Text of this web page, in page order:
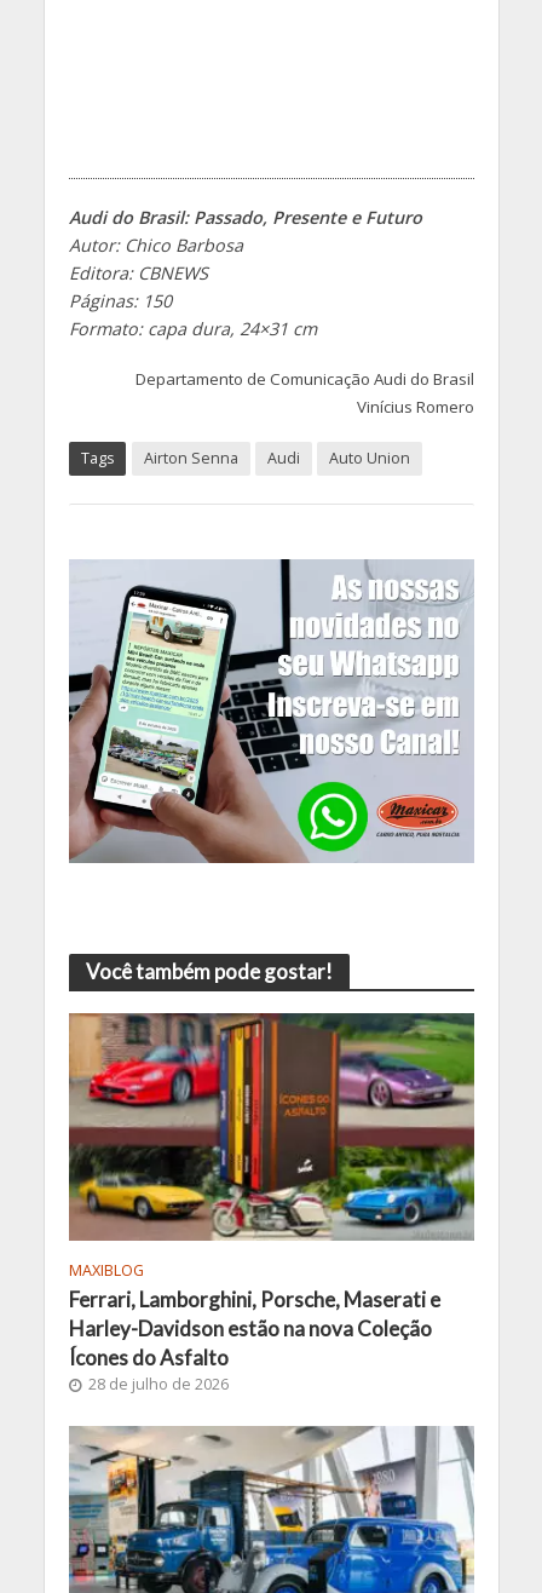
Audi do Brasil: Passado, Presente e Futuro
Autor: Chico Barbosa
Editora: CBNEWS
Páginas: 150
Formato: capa dura, 24×31 cm
Departamento de Comunicação Audi do Brasil
Vinícius Romero
Tags Airton Senna Audi Auto Union
Você também pode gostar!
MAXIBLOG
Ferrari, Lamborghini, Porsche, Maserati e
Harley-Davidson estão na nova Coleção
Ícones do Asfalto
28 de julho de 2026